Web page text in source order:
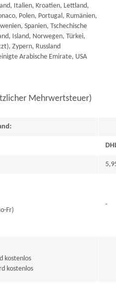
Italien, Kroatien, Lettland,
Polen, Portugal, Rumänien,
Spanien, Tschechische
Island, Norwegen, Türkei,
Zypern, Russland
Arabische Emirate, USA
Mehrwertsteuer)
Fr)
-
kostenlos
kostenlos